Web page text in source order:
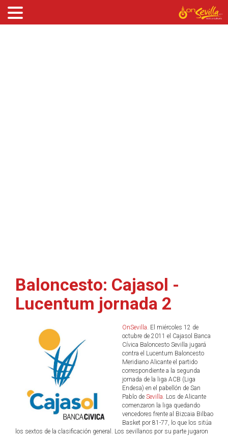
Baloncesto: Cajasol -
Lucentum jornada 2
OnSevilla. El miércoles 12 de
octubre de 2011 el Cajasol Banca
Cívica Baloncesto Sevilla jugará
contra el Lucentum Baloncesto
Meridiano Alicante el partido
correspondiente a la segunda
jornada de la liga ACB (Liga
Endesa) en el pabellón de San
Pablo de Sevilla. Los de Alicante
comenzaron la liga quedando
vencedores frente al Bizcaia Bilbao
Basket por 81-77, lo que los sitúa
los sextos de la clasificación general. Los sevillanos por su parte jugaron